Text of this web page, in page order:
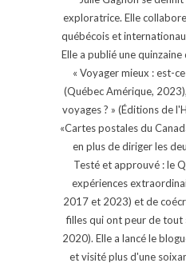
exploratrice. Elle
québécois et
Elle a publié une
« Voyager mieux : est-
(Québec Amérique,
voyages ? » (Éditions de
«Cartes postales du
en plus de diriger les
Testé et approuvé : le
expériences
2017 et 2023) et de
filles qui ont peur de tout
2020). Elle a lancé le
et visité plus d'une